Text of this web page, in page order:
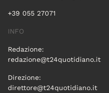
+39 055 27071
INFO
Redazione:
redazione@t24quotidiano.it
Direzione:
direttore@t24quotidiano.it